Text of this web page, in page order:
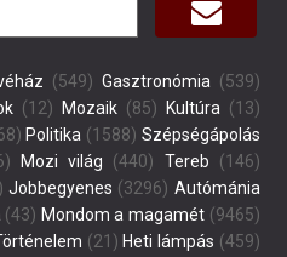
(549) Gasztronómia (539)
(12) Mozaik(85) Kultúra (13)
Politika (1588) Szépségápolás
Mozi világ (440) Tereb (146)
Jobbegyenes (3296) Autómánia
(43) Mondom a magamét (9465)
(21) Heti lámpás (459)